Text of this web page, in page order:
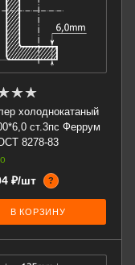
холоднокатаный
ст.3пс Феррум
8278-83
₽/шт ?
В КОРЗИНУ